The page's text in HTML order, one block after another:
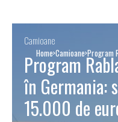
Home Camioane Program
de până
Camioane
Program
în Germania:
15.000 de